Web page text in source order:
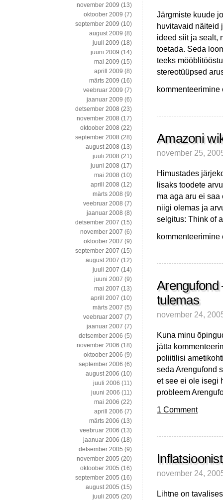
Järgmiste kuude
huvitavaid näiteid
ideed siit ja sealt,
toetada. Seda
teeks
stereotüüpsed
Mööbel
Sony
Amazoni
november 25,
Himustades
lisaks toodete
ma aga aru ei
niigi olemas ja
selgitus: Think of
Amazoni
miks?!
Arengufond
tulemas
november 24,
Kuna minu
jätta
poliitilisi
seda Arengufond
et see ei ole isegi
probleem
1 Comment
november 24,
Lihtne on
november 2009 (13)
oktoober 2009 (7)
september 2009 (10)
august 2009 (8)
juuli 2009 (18)
juuni 2009 (14)
mai 2009 (15)
aprill 2009 (8)
märts 2009 (16)
veebruar 2009 (7)
jaanuar 2009 (6)
detsember 2008 (23)
november 2008 (17)
oktoober 2008 (22)
september 2008 (28)
august 2008 (13)
juuli 2008 (21)
juuni 2008 (17)
mai 2008 (10)
aprill 2008 (12)
märts 2008 (9)
veebruar 2008 (7)
jaanuar 2008 (8)
detsember 2007 (15)
november 2007 (6)
oktoober 2007 (9)
september 2007 (15)
august 2007 (12)
juuli 2007 (14)
juuni 2007 (9)
mai 2007 (13)
aprill 2007 (10)
märts 2007 (5)
veebruar 2007 (7)
jaanuar 2007 (7)
detsember 2006 (5)
november 2006 (18)
oktoober 2006 (9)
september 2006 (6)
august 2006 (10)
juuli 2006 (11)
juuni 2006 (11)
mai 2006 (22)
aprill 2006 (7)
märts 2006 (13)
veebruar 2006 (13)
jaanuar 2006 (18)
detsember 2005 (9)
november 2005 (20)
oktoober 2005 (16)
september 2005 (16)
august 2005 (15)
juuli 2005 (20)